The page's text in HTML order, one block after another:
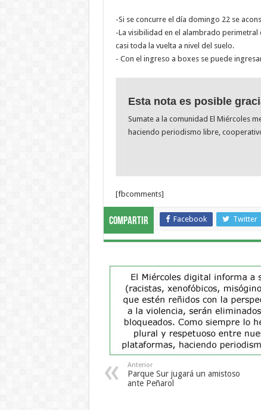
-Si se concurre el día domingo 22 se
-La visibilidad en el alambrado
casi toda la vuelta a nivel del suelo.
- Con el ingreso a boxes se puede
Esta nota es posible
Sumate a la comunidad El Miércoles
haciendo periodismo libre,
[fbcomments]
Compartir Facebook Twitter
Anterior
Parque Sur jugará un amistoso
ante Peñarol